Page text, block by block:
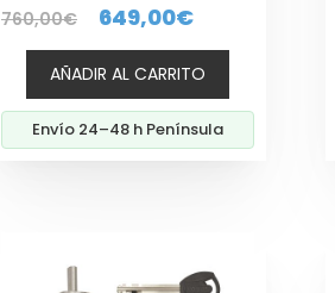
5
760,00€
El
precio
original
era:
760,00€.
649,00€El
precio
actual
es:
649,00€.
AÑADIR AL CARRITO
Envío 24–48 h Península